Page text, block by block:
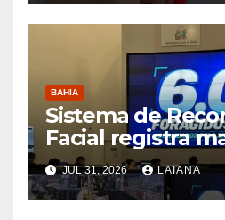
BAHIA
Sistema de
Facial registra
6.000 foragidos
na Bahia, diz SSP
JUL 31, 2026 LAIANA